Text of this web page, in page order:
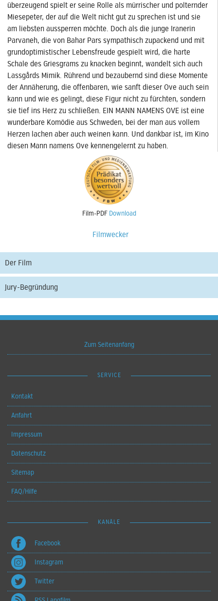
überzeugend spielt er seine Rolle als mürrischer und polternder
Miesepeter, der auf die Welt nicht gut zu sprechen ist und sie
am liebsten aussperren möchte. Doch als die junge Iranerin
Parvaneh, die von Bahar Pars sympathisch zupackend und mit
grundoptimistischer Lebensfreude gespielt wird, die harte
Schale des Griesgrams zu knacken beginnt, wandelt sich auch
Lassgårds Mimik. Rührend und bezaubernd sind diese Momente
der Annäherung, die offenbaren, wie sanft dieser Ove auch sein
kann und wie es gelingt, diese Figur nicht zu fürchten, sondern
sie tief ins Herz zu schließen. EIN MANN NAMENS OVE ist eine
wunderbare Komödie aus Schweden, bei der man aus vollem
Herzen lachen aber auch weinen kann. Und dankbar ist, im Kino
diesen Mann namens Ove kennengelernt zu haben.
Film-PDF Download
Filmwecker
Der Film
Jury-Begründung
Zum Seitenanfang
SERVICE
Kontakt
Anfahrt
Impressum
Datenschutz
Sitemap
FAQ/Hilfe
KANÄLE
Facebook
Instagram
Twitter